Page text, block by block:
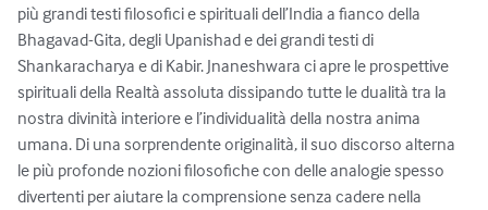
più grandi testi filosofici e spirituali dell’India a fianco della
Bhagavad-Gita, degli Upanishad e dei grandi testi di
Shankaracharya e di Kabir. Jnaneshwara ci apre le prospettive
spirituali della Realtà assoluta dissipando tutte le dualità tra la
nostra divinità interiore e l’individualità della nostra anima
umana. Di una sorprendente originalità, il suo discorso alterna
le più profonde nozioni filosofiche con delle analogie spesso
divertenti per aiutare la comprensione senza cadere nella